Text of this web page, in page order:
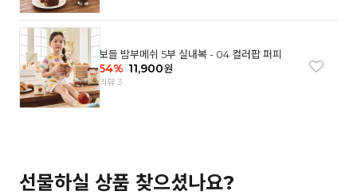
보들 밤부메쉬 5부 실내복 - 04 컬러팝 퍼피
54% 11,900원
리뷰 3
선물하실 상품 찾으셨나요?